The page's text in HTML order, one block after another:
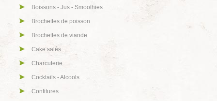
Boissons - Jus - Smoothies
Brochettes de poisson
Brochettes de viande
Cake salés
Charcuterie
Cocktails - Alcools
Confitures